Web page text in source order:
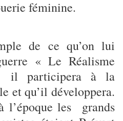
féminine.
de ce qu’on lui
« Le Réalisme
il participera à la
et qu’il développera.
l’époque les grands